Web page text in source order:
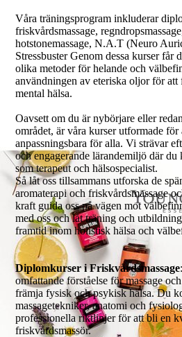
Våra träningsprogram inkluderar
friskvårdsmassage,
hotstonemassage, N.A.T (Neuro
Stressbuster Genom dessa kurser får
olika metoder för helande och
användningen av eteriska oljor för att
mental hälsa.
Oavsett om du är nybörjare eller
området, är våra kurser utformade
anpassningsbara för alla. Vi strävar
och engagerande lärandemiljö där
som terapeut och hälsospecialist.
Så låt oss tillsammans utforska de
aromaterapi och friskvårdsmassage
kraft guida oss på vägen mot
med oss och låt träning och
framtid inom holistisk hälsa och
Diplomkurser i Friskvårdsmassage
omfattande förståelse för massage
främja fysisk och psykisk hälsa. Du
massagetekniker, anatomi och
professionella riktlinjer för att bli en
friskvårdsmassör.